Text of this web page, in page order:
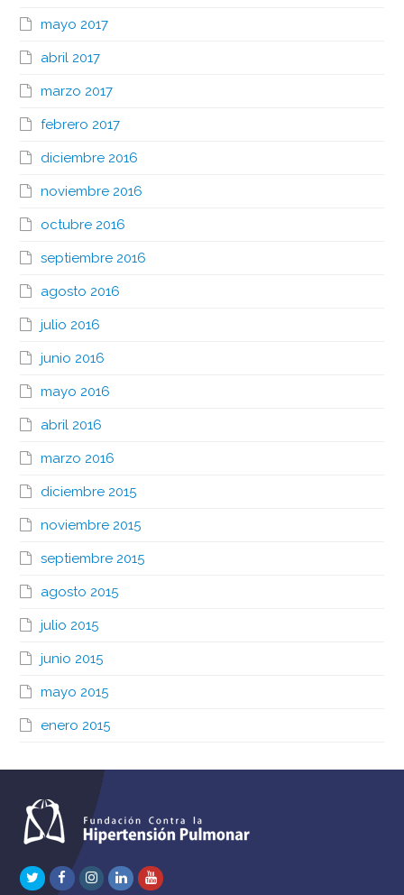
mayo 2017
abril 2017
marzo 2017
febrero 2017
diciembre 2016
noviembre 2016
octubre 2016
septiembre 2016
agosto 2016
julio 2016
junio 2016
mayo 2016
abril 2016
marzo 2016
diciembre 2015
noviembre 2015
septiembre 2015
agosto 2015
julio 2015
junio 2015
mayo 2015
enero 2015
TwitterFacebook
Instagram
LinkedInYoutube